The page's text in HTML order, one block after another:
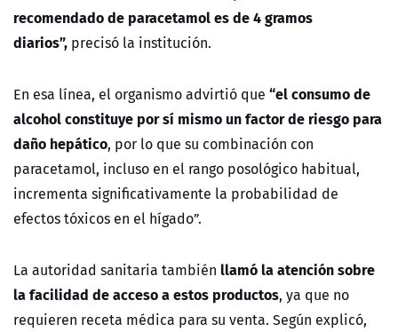
recomendado de paracetamol es de 4 gramos
diarios”, precisó la institución.
En esa línea, el organismo advirtió que “el consumo de
alcohol constituye por sí mismo un factor de riesgo para
daño hepático, por lo que su combinación con
paracetamol, incluso en el rango posológico habitual,
incrementa significativamente la probabilidad de
efectos tóxicos en el hígado”.
La autoridad sanitaria también llamó la atención sobre
la facilidad de acceso a estos productos, ya que no
requieren receta médica para su venta. Según explicó,